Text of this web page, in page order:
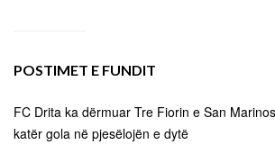
POSTIMET E FUNDIT
FC Drita ka dërmuar Tre Fiorin e San
katër gola në pjesëlojën e dytë